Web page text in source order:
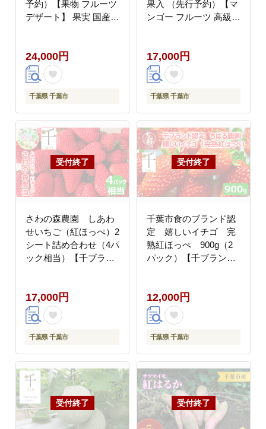
予約）【果物 フルーツ
デザート】 果実 国産
り
24,000円
千葉県 千葉市
果入 （先行予約）【マ
ンゴー フルーツ 高級果
マンゴー 国産マンゴー
化粧箱入り
17,000円
千葉県 千葉市
さわの森農園 しあわ
せいちご（紅ほっぺ）2
シート詰め合わせ（4パ
ック相当）【千ブラン
上品な甘さ 程よい酸味
ストロベリー
17,000円
千葉県 千葉市
千葉市食のブランド認
定 嬉しいイチゴ 完
熟紅ほっぺ 900g（2
パック）【千ブランド
ート 甘みと酸味 バラ
ンス ストロベリー
12,000円
千葉県 千葉市